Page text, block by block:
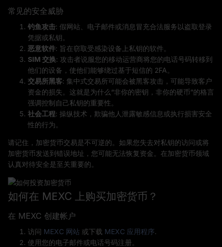
常见的安全威胁
钓鱼攻击: 假网站、电子邮件或消息冒充合法服务以盗取登录
凭据或私钥。
恶意软件: 旨在窃取受感染设备上私钥的软件。
SIM 交换: 攻击者说服您的移动运营商将您的电话号码转移到
他们的设备，使他们能够绕过基于短信的 2FA。
交易所黑客: 集中式交易所可能会被黑客攻击，可能导致客户
资金的损失。这就是为什么“非你的密钥，非你的硬币”的格言
强调控制自己私钥的重要性。
社会工程: 操纵技术，欺骗他人泄露敏感信息或执行损害安全
性的行为。
请记住，加密货币交易是不可逆的。如果您失去对私钥的访问或将
加密货币发送到错误地址，您可能无法恢复资金。在加密货币领域
认真对待安全是至关重要的。
如何在 MEXC 上购买加密货币？
在 MEXC 创建帐户
访问 MEXC 网站 或下载 MEXC 应用程序.
使用您的电子邮件或电话号码注册。